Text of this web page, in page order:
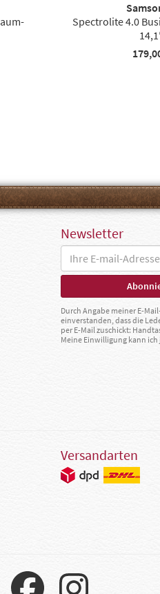
Spectrolite 4.0
Newsletter
Durch Angabe meiner E-
einverstanden, dass die
per E-Mail zuschickt:
Meine Einwilligung kann
Versandarten